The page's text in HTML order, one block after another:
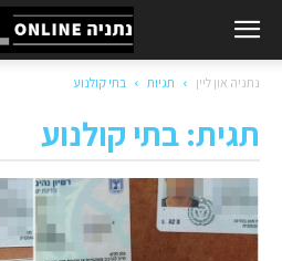
נתניה און ליין תגיות בתי קולנוע
תגית: בתי קולנוע